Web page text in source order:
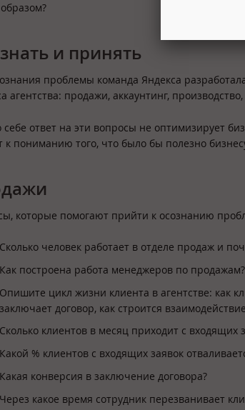
и принять
проблемы команда Яндекса
агентства: продажи, аккаунтинг,
себе ответ на эти вопросы не оптимизирует
к пониманию того, что было бы полезно
которые помогают прийти к осознанию
Сколько человек работает в отделе продаж и
Как построена работа менеджеров по продажам?
Опишите цикл жизни клиента в агентстве: как
заключает договор, как строится
Сколько клиентов в месяц приходит с входящих
Какой % клиентов с входящих заявок
Какая конверсия в заключение договора?
Через какое время сотрудник перезванивает